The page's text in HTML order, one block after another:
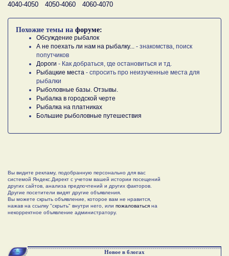
4040-4050
4050-4060 4060-4070
Похожие темы на форуме:
Обсуждение рыбалок
А не поехать ли нам на рыбалку... - знакомства, поиск
попутчиков
Дороги - Как добраться, где остановиться и тд.
Рыбацкие места - спросить про неизученные места для
рыбалки
Рыболовные базы. Отзывы.
Рыбалка в городской черте
Рыбалка на платниках
Большие рыболовные путешествия
Вы видите рекламу, подобранную персонально для вас
системой Яндекс.Директ с учетом вашей истории посещений
других сайтов, анализа предпочтений и других факторов.
Другие посетители видят другие объявления.
Вы можете скрыть объявление, которое вам не нравится,
нажав на ссылку "скрыть" внутри него, или пожаловаться на
некорректное объявление администратору.
Новое в блогах